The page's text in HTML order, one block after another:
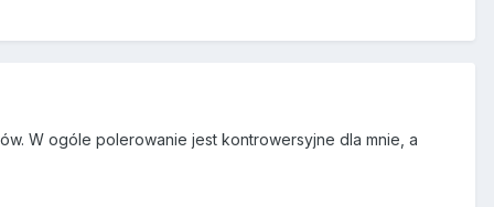
W ogóle polerowanie jest kontrowersyjne dla mnie, a